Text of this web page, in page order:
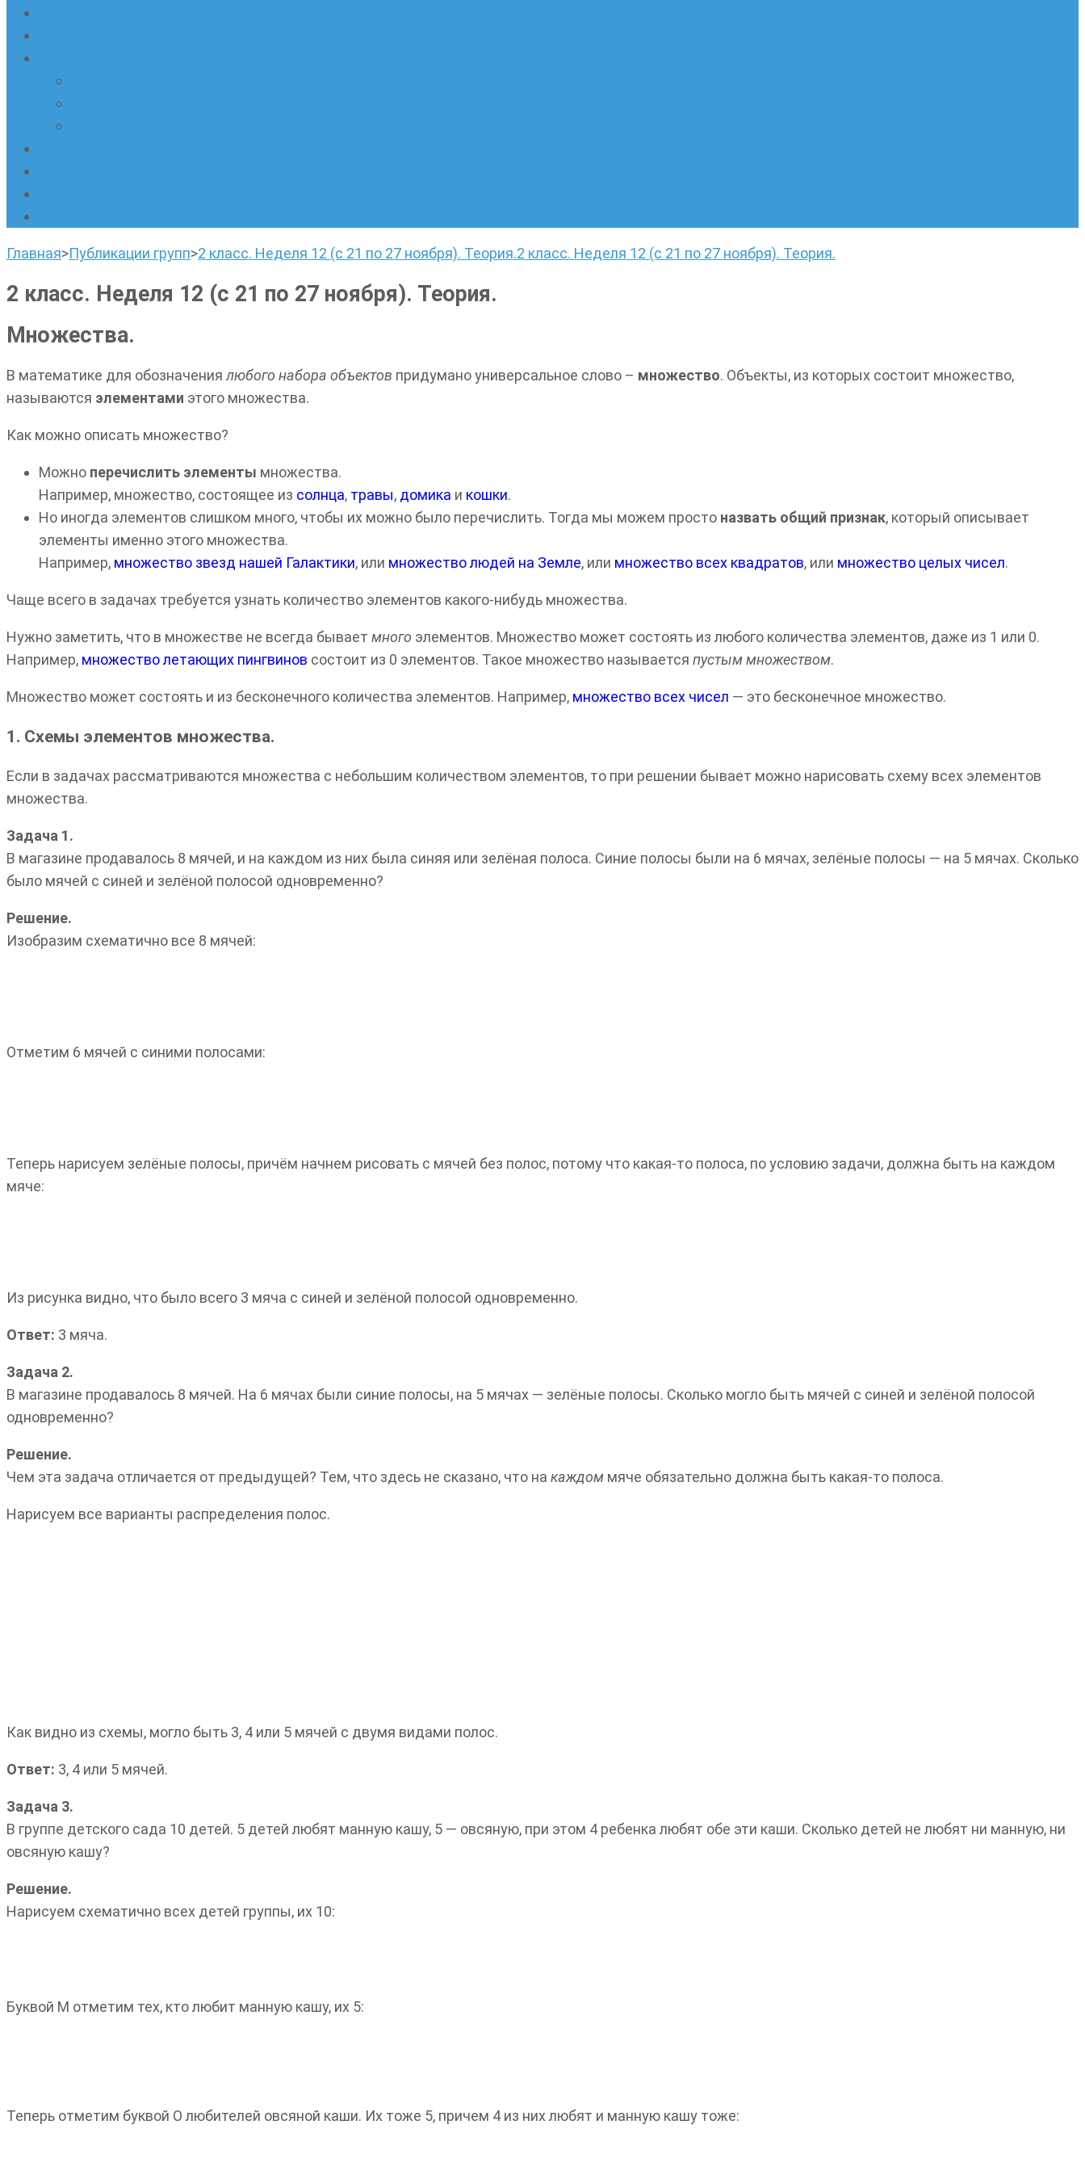
Главная>Публикации групп>2 класс. Неделя 12 (с 21 по 27 ноября). Теория.2 класс. Неделя 12 (с 21 по 27 ноября). Теория.
2 класс. Неделя 12 (с 21 по 27 ноября). Теория.
Множества.
В математике для обозначениялюбого набора объектов придумано универсальное слово – множество. Объекты, из которых состоит множество,
называются элементами этого множества.
Как можно описать множество?
Можно перечислить элементы множества.
Например, множество, состоящее из солнца, травы, домика и кошки.
Но иногда элементов слишком много, чтобы их можно было перечислить. Тогда мы можем просто назвать общий признак, который описывает
элементы именно этого множества.
Например, множество звезд нашей Галактики, или множество людей на Земле, или множество всех квадратов, или множество целых чисел.
Чаще всего в задачах требуется узнать количество элементов какого-нибудь множества.
Нужно заметить, что в множестве не всегда бывает много элементов. Множество может состоять из любого количества элементов, даже из 1 или 0.
Например, множество летающих пингвинов состоит из 0 элементов. Такое множество называется пустым множеством.
Множество может состоять и из бесконечного количества элементов. Например, множество всех чисел — это бесконечное множество.
1. Схемы элементов множества.
Если в задачах рассматриваются множества с небольшим количеством элементов, то при решении бывает можно нарисовать схему всех элементов
множества.
Задача 1.
В магазине продавалось 8 мячей, и на каждом из них была синяя или зелёная полоса. Синие полосы были на 6 мячах, зелёные полосы — на 5 мячах. Сколько
было мячей с синей и зелёной полосой одновременно?
Решение.
Изобразим схематично все 8 мячей:
Отметим 6 мячей с синими полосами:
Теперь нарисуем зелёные полосы, причём начнем рисовать с мячей без полос, потому что какая-то полоса, по условию задачи, должна быть на каждом
мяче:
Из рисунка видно, что было всего 3 мяча с синей и зелёной полосой одновременно.
Ответ: 3 мяча.
Задача 2.
В магазине продавалось 8 мячей. На 6 мячах были синие полосы, на 5 мячах — зелёные полосы. Сколько могло быть мячей с синей и зелёной полосой
одновременно?
Решение.
Чем эта задача отличается от предыдущей? Тем, что здесь не сказано, что на каждом мяче обязательно должна быть какая-то полоса.
Нарисуем все варианты распределения полос.
Как видно из схемы, могло быть 3, 4 или 5 мячей с двумя видами полос.
Ответ: 3, 4 или 5 мячей.
Задача 3.
В группе детского сада 10 детей. 5 детей любят манную кашу, 5 — овсяную, при этом 4 ребенка любят обе эти каши. Сколько детей не любят ни манную, ни
овсяную кашу?
Решение.
Нарисуем схематично всех детей группы, их 10:
Буквой М отметим тех, кто любит манную кашу, их 5:
Теперь отметим буквой О любителей овсяной каши. Их тоже 5, причем 4 из них любят и манную кашу тоже: